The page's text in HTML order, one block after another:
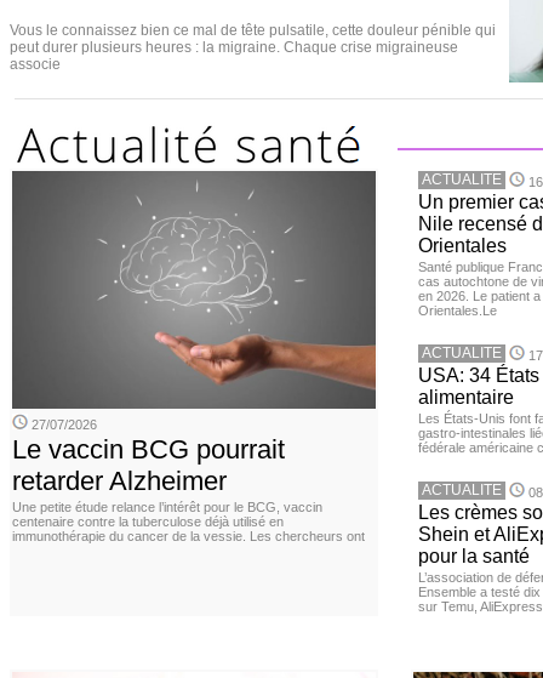
Vous le connaissez bien ce mal de tête pulsatile, cette douleur pénible qui
peut durer plusieurs heures : la migraine. Chaque crise migraineuse
associe
27/07/2026
Le vaccin BCG pourrait
retarder Alzheimer
Une petite étude relance l’intérêt pour le BCG, vaccin
centenaire contre la tuberculose déjà utilisé en
immunothérapie du cancer de la vessie. Les chercheurs ont
ACTUALITE
Un premier
Nile recensé
Orientales
Santé publique
cas autochtone de
en 2026. Le patient
Orientales.Le
ACTUALITE
USA: 34
alimentaire
Les États-Unis font
gastro-intestinales
fédérale américaine
ACTUALITE
Les crèmes
Shein et
pour la santé
L’association de
Ensemble a testé
sur Temu,